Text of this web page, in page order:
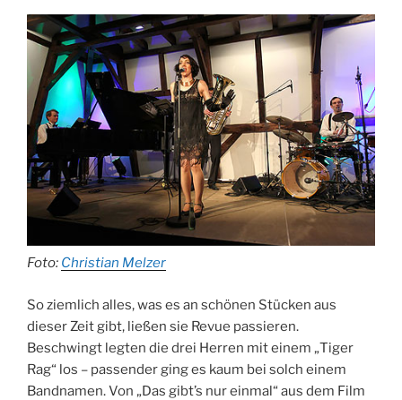
Foto: Christian Melzer
So ziemlich alles, was es an schönen Stücken aus
dieser Zeit gibt, ließen sie Revue passieren.
Beschwingt legten die drei Herren mit einem „Tiger
Rag“ los – passender ging es kaum bei solch einem
Bandnamen. Von „Das gibt’s nur einmal“ aus dem Film